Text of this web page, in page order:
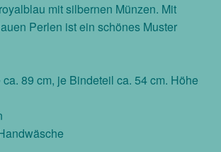
mit silbernen Münzen. Mit
Perlen ist ein schönes Muster
89 cm, je Bindeteil ca. 54 cm. Höhe